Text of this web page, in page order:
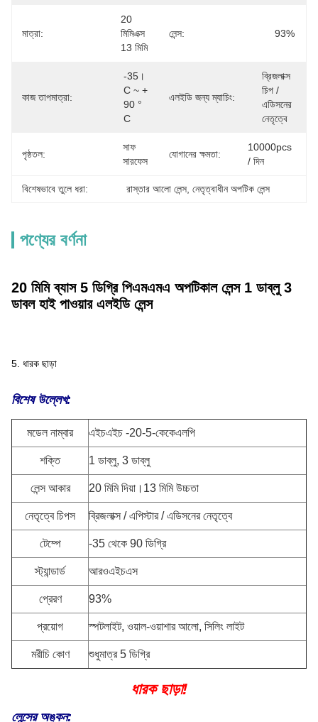
মাত্রা:
20
মিমিএক্স
13 মিমি
লেন্স: 93%
কাজ তাপমাত্রা:
-35।
C ~ +
90 °
C
এলইডি জন্য ম্যাচিং:
ব্রিজলাক্স
চিপ /
এডিসনের
নেতৃত্বে
পৃষ্ঠতল:
সাফ
সারফেস
যোগানের ক্ষমতা:
10000pcs
/ দিন
বিশেষভাবে তুলে ধরা: রাস্তার আলো লেন্স , নেতৃত্বাধীন অপটিক লেন্স
পণ্যের বর্ণনা
20 মিমি ব্যাস 5 ডিগ্রি পিএমএমএ অপটিকাল লেন্স 1 ডাব্লু 3
ডাবল হাই পাওয়ার এলইডি লেন্স
5. ধারক ছাড়া
বিশেষ উল্লেখ:
মডেল নাম্বার এইচএইচ -20-5-কেকেএলপি
শক্তি 1 ডাব্লু, 3 ডাব্লু
লেন্স আকার 20 মিমি দিয়া।13 মিমি উচ্চতা
নেতৃত্বে চিপস ব্রিজলাক্স / এপিস্টার / এডিসনের নেতৃত্বে
টেম্পে -35 থেকে 90 ডিগ্রি
স্ট্যান্ডার্ড আরওএইচএস
প্রেরণ 93%
প্রয়োগ স্পটলাইট, ওয়াল-ওয়াশার আলো, সিলিং লাইট
মরীচি কোণ শুধুমাত্র 5 ডিগ্রি
ধারক ছাড়া!
লেন্সের অঙ্কন: